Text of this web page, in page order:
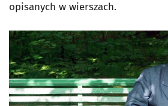
opisanych w wierszach.